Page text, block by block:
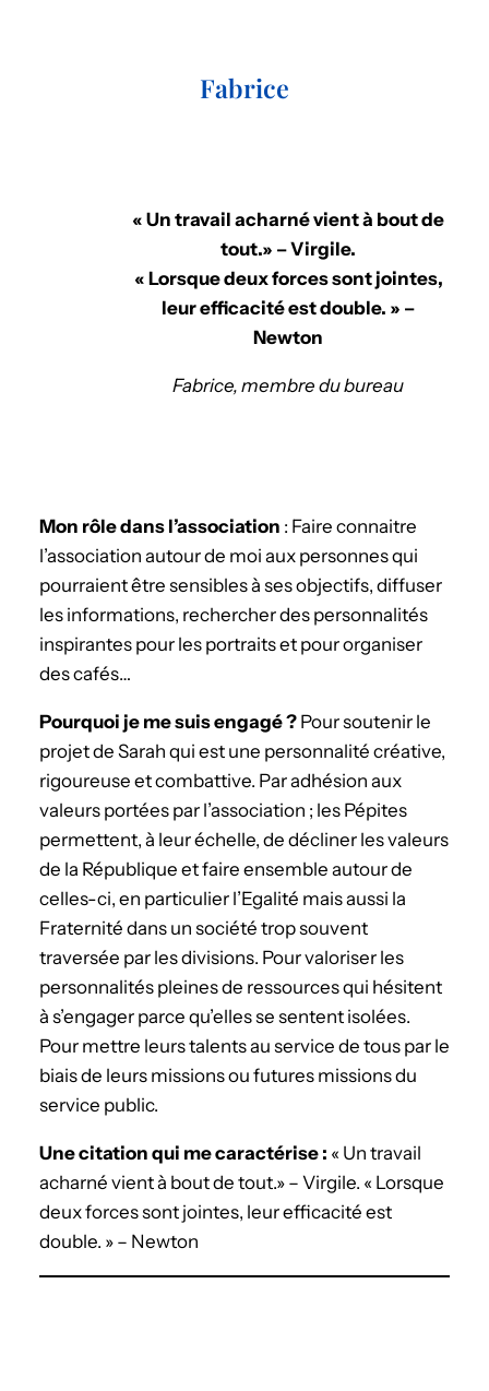
Fabrice
« Un travail acharné vient à bout de
tout.» – Virgile.
« Lorsque deux forces sont jointes,
leur efficacité est double. » –
Newton
Fabrice, membre du bureau
Mon rôle dans l’association : Faire connaitre
l’association autour de moi aux personnes qui
pourraient être sensibles à ses objectifs, diffuser
les informations, rechercher des personnalités
inspirantes pour les portraits et pour organiser
des cafés…
­Pourquoi je me suis engagé ? Pour soutenir le
projet de Sarah qui est une personnalité créative,
rigoureuse et combattive. Par adhésion aux
valeurs portées par l’association ; les Pépites
permettent, à leur échelle, de décliner les valeurs
de la République et faire ensemble autour de
celles-ci, en particulier l’Egalité mais aussi la
Fraternité dans un société trop souvent
traversée par les divisions. Pour valoriser les
personnalités pleines de ressources qui hésitent
à s’engager parce qu’elles se sentent isolées.
Pour mettre leurs talents au service de tous par le
biais de leurs missions ou futures missions du
service public.
Une citation qui me caractérise : « Un travail
acharné vient à bout de tout.» – Virgile. « Lorsque
deux forces sont jointes, leur efficacité est
double. » – Newton